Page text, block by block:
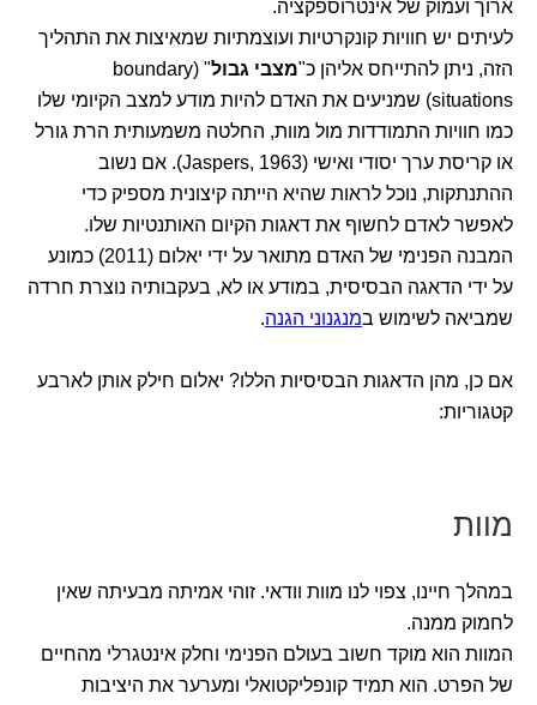
ארוך ועמוק של אינטרוספקציה.
לעיתים יש חוויות קונקרטיות ועוצמתיות שמאיצות את התהליך
הזה, ניתן להתייחס אליהן כ"מצבי גבול
" (boundary
situations) שמניעים את האדם להיות מודע למצב הקיומי שלו
כמו חוויות התמודדות מול מוות, החלטה משמעותית הרת גורל
או קריסת ערך יסודי ואישי (Jaspers, 1963). אם נשוב
ההתנתקות, נוכל לראות שהיא הייתה קיצונית מספיק כדי
לאפשר לאדם לחשוף את דאגות הקיום האותנטיות שלו.
המבנה הפנימי של האדם מתואר על ידי יאלום (2011) כמונע
על ידי הדאגה הבסיסית, במודע או לא, בעקבותיה נוצרת חרדה
שמביאה לשימוש במנגנוני הגנה.
אם כן, מהן הדאגות הבסיסיות הללו? יאלום חילק אותן לארבע
קטגוריות:
מוות
במהלך חיינו, צפוי לנו מוות וודאי. זוהי אמיתה מבעיתה שאין
לחמוק ממנה.
המוות הוא מוקד חשוב בעולם הפנימי וחלק אינטגרלי מהחיים
של הפרט. הוא תמיד קונפליקטואלי ומערער את היציבות